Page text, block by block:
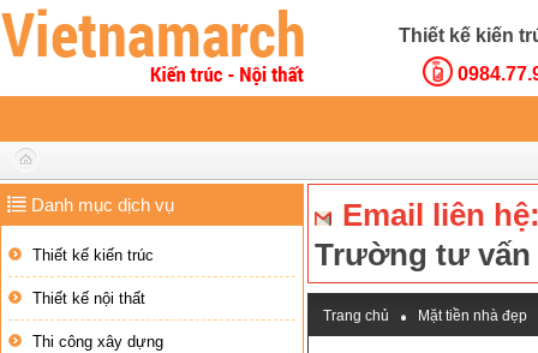
Thiết kế kiến
Danh mục dịch vụ
Thiết kế kiến trúc
Thiết kế nội thất
Thi công xây dựng
Email liên
Trường tư vấn
Trang chủ
Mặt tiền nhà đẹp